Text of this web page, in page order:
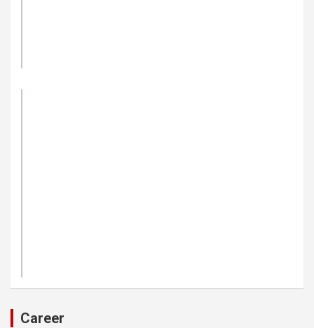
Career